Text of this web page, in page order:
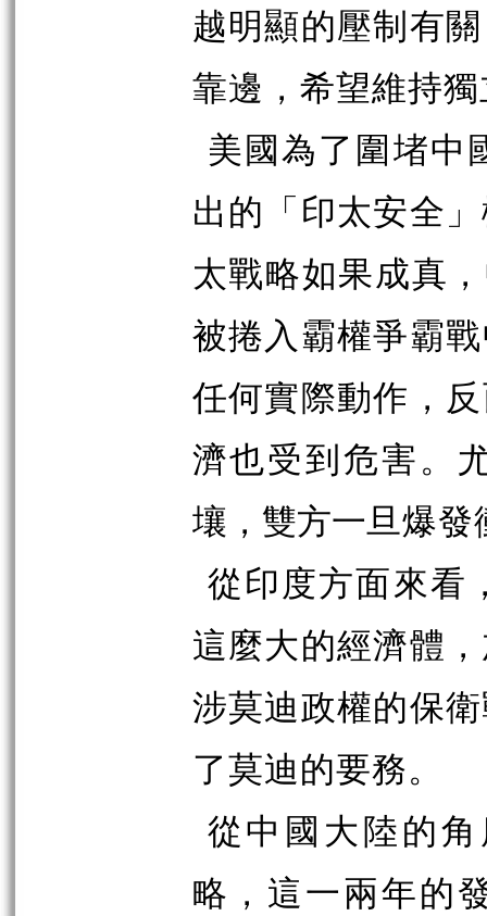
越明顯的壓制有
靠邊，希望維持
美國為了圍堵中
出的「印太安全
太戰略如果成真
被捲入霸權爭霸
任何實際動作，
濟也受到危害。
壤，雙方一旦爆發
從印度方面來看
這麼大的經濟體
涉莫迪政權的保
了莫迪的要務。
從中國大陸的
略，這一兩年的